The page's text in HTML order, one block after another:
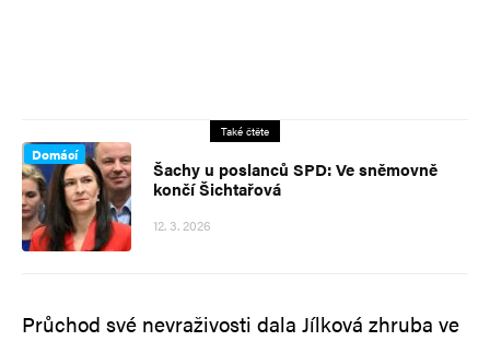
Také čtěte
Domácí
Šachy u poslanců SPD: Ve sněmovně
končí Šichtařová
12. 3. 2026
Průchod své nevraživosti dala Jílková zhruba ve